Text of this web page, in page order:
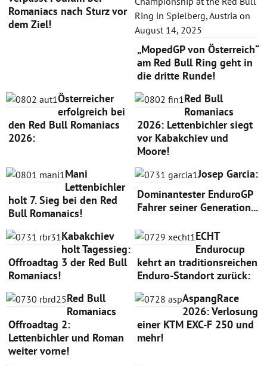
Romaniacs nach Sturz vor
dem Ziel!
„MopedGP von Österreich“
am Red Bull Ring geht in
die dritte Runde!
Österreicher
erfolgreich bei
den Red Bull Romaniacs
2026:
Red Bull
Romaniacs
2026: Lettenbichler siegt
vor Kabakchiev und
Moore!
Mani
Lettenbichler
holt 7. Sieg bei den Red
Bull Romanaics!
Josep Garcia:
Dominantester EnduroGP
Fahrer seiner Generation...
Kabakchiev
holt Tagessieg:
Offroadtag 3 der Red Bull
Romaniacs!
ECHT
Endurocup
kehrt an traditionsreichen
Enduro-Standort zurück:
Red Bull
Romaniacs
Offroadtag 2:
Lettenbichler und Roman
weiter vorne!
AspangRace
2026: Verlosung
einer KTM EXC-F 250 und
mehr!